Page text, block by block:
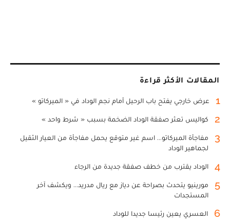
المقالات الأكثر قراءة
1 عرض خارجي يفتح باب الرحيل أمام نجم الوداد في « الميركاتو »
2 كواليس تعثر صفقة الوداد الضخمة بسبب « شرط واحد »
3
مفاجأة الميركاتو... اسم غير متوقع يحمل مفاجأة من العيار الثقيل
لجماهير الوداد
4 الوداد يقترب من خطف صفقة جديدة من الرجاء
5
مورينيو يتحدث بصراحة عن دياز مع ريال مدريد... ويكشف آخر
المستجدات
6 العسري يعين رئيسا جديدا للوداد